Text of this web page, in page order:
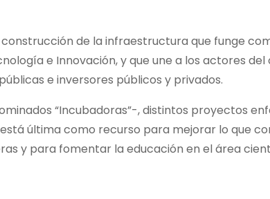
de la infraestructura que funge
e Innovación, y que une a los actores
e inversores públicos y privados.
“Incubadoras”-, distintos proyectos
última como recurso para mejorar lo que
y para fomentar la educación en el área